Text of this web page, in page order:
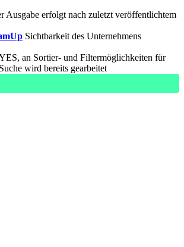
Ausgabe erfolgt nach zuletzt veröffentlichtem
Sichtbarkeit des Unternehmens
an Sortier- und Filtermöglichkeiten für
wird bereits gearbeitet